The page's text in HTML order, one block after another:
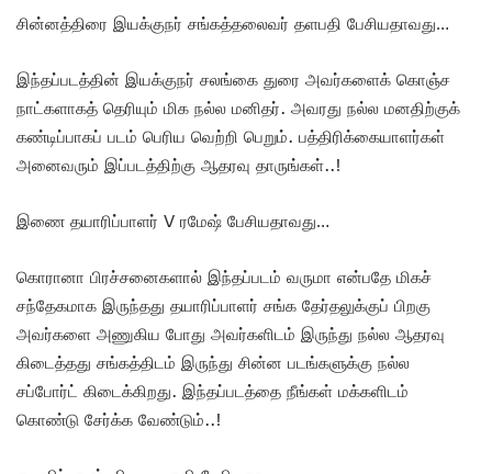
சின்னத்திரை இயக்குநர் சங்கத்தலைவர் தளபதி பேசியதாவது…
இந்தப்படத்தின் இயக்குநர் சலங்கை துரை அவர்களைக் கொஞ்ச
நாட்களாகத் தெரியும் மிக நல்ல மனிதர். அவரது நல்ல மனதிற்குக்
கண்டிப்பாகப் படம் பெரிய வெற்றி பெறும். பத்திரிக்கையாளர்கள்
அனைவரும் இப்படத்திற்கு ஆதரவு தாருங்கள்..!
இணை தயாரிப்பாளர் V ரமேஷ் பேசியதாவது…
கொரானா பிரச்சனைகளால் இந்தப்படம் வருமா என்பதே மிகச்
சந்தேகமாக இருந்தது தயாரிப்பாளர் சங்க தேர்தலுக்குப் பிறகு
அவர்களை அணுகிய போது அவர்களிடம் இருந்து நல்ல ஆதரவு
கிடைத்தது சங்கத்திடம் இருந்து சின்ன படங்களுக்கு நல்ல
சப்போர்ட் கிடைக்கிறது. இந்தப்படத்தை நீங்கள் மக்களிடம்
கொண்டு சேர்க்க வேண்டும்..!